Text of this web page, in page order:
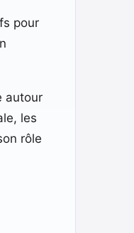
pour
autour
les
rôle